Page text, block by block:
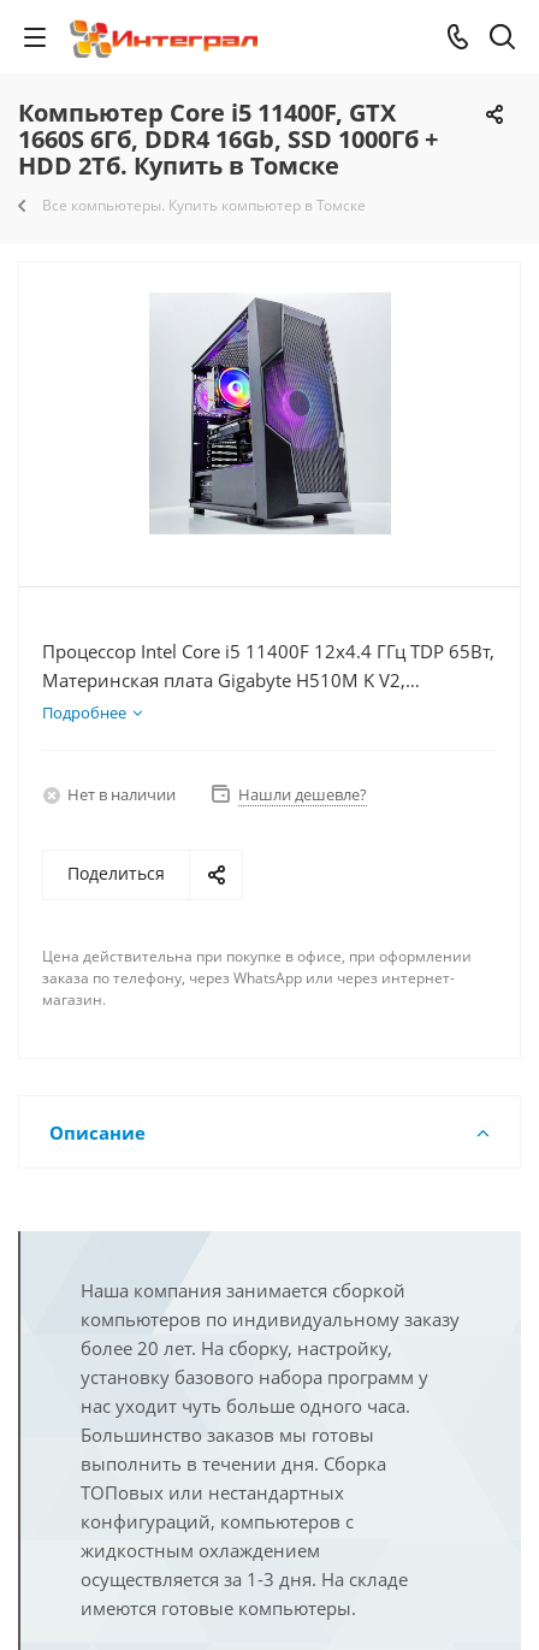
Компьютер Core i5 11400F, GTX
1660S 6Гб, DDR4 16Gb, SSD 1000Гб +
HDD 2Тб. Купить в Томске
Все компьютеры. Купить компьютер в Томске
Процессор Intel Core i5 11400F 12x4.4 ГГц TDP 65Вт,
Материнская плата Gigabyte H510M K V2,
Видеокарта GTX 1660S 6Гб, Память DDR4 16Gb,
Подробнее
Нет в наличии Нашли дешевле?
Поделиться
Цена действительна при покупке в офисе, при оформлении
заказа по телефону, через WhatsApp или через интернет-
магазин.
Описание
Наша компания занимается сборкой
компьютеров по индивидуальному заказу
более 20 лет. На сборку, настройку,
установку базового набора программ у
нас уходит чуть больше одного часа.
Большинство заказов мы готовы
выполнить в течении дня. Сборка
ТОПовых или нестандартных
конфигураций, компьютеров с
жидкостным охлаждением
осуществляется за 1-3 дня. На складе
имеются готовые компьютеры.